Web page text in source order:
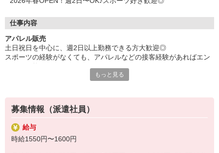
仕事内容
アパレル販売
土日祝日を中心に、週2日以上勤務できる方大歓迎◎
スポーツの経験がなくても、アパレルなどの接客経験があればエン
・商品のご提案
・レジ対応
・品出しなどの在庫管理
・店内清掃 など
英語が話せる方は英語通訳をお願いする可能性があります。
もっと見る
募集情報（派遣社員）
給与
時給1550円〜1600円